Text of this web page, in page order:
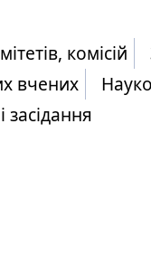
комісій
вчених
засідання